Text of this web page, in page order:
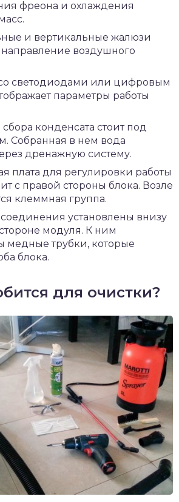
фреона и охлаждения
и вертикальные жалюзи
воздушного
светодиодами или цифровым
параметры работы
конденсата стоит под
Собранная в нем вода
дренажную систему.
плата для регулировки работы
с правой стороны блока. Возле
клеммная группа.
установлены внизу
модуля. К ним
медные трубки, которые
блока.
для очистки?